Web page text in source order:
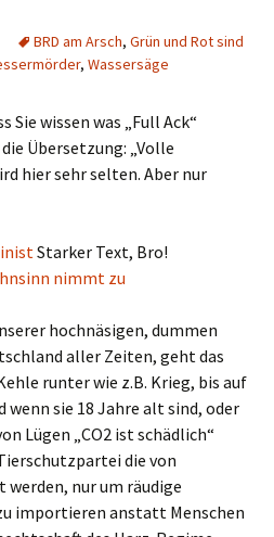
BRD am Arsch, Grün und Rot sind
, Wassersäge
Sie wissen was „Full Ack“
Übersetzung: „Volle
hier sehr selten. Aber nur
Starker Text, Bro!
nimmt zu
hochnäsigen, dummen
aller Zeiten, geht das
runter wie z.B. Krieg, bis auf
sie 18 Jahre alt sind, oder
Lügen „CO2 ist schädlich“
die von
nur um räudige
importieren anstatt Menschen